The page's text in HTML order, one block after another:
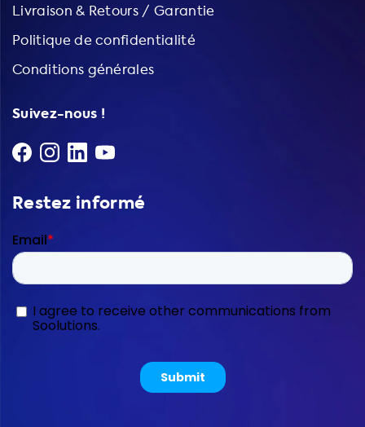
Livraison & Retours / Garantie
Politique de confidentialité
Conditions générales
Suivez-nous !
Restez informé